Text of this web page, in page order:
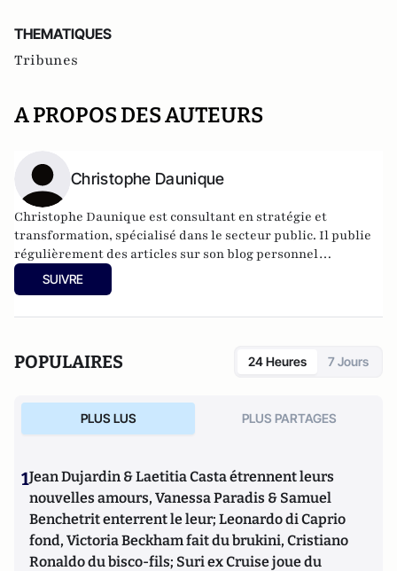
THEMATIQUES
Tribunes
A PROPOS DES AUTEURS
Christophe Daunique
Christophe Daunique est consultant en stratégie et
transformation, spécialisé dans le secteur public. Il publie
régulièrement des articles sur son blog personnel
(
https://lecahierdauniquien.substack.com/
SUIVRE
POPULAIRES 24 Heures 7 Jours
PLUS LUS PLUS PARTAGES
1Jean Dujardin & Laetitia Casta étrennent leurs
nouvelles amours, Vanessa Paradis & Samuel
Benchetrit enterrent le leur; Leonardo di Caprio
fond, Victoria Beckham fait du brukini, Cristiano
Ronaldo du bisco-fils; Suri ex Cruise joue du